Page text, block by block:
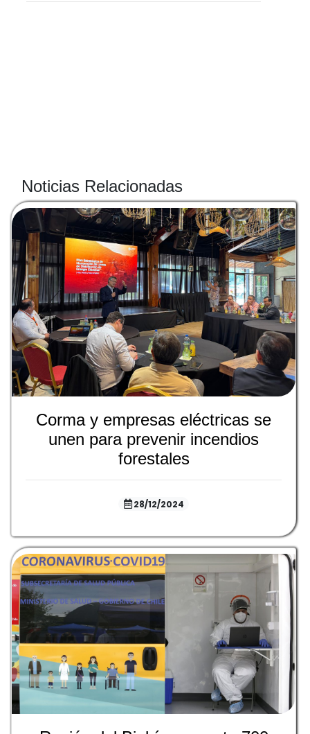
Noticias Relacionadas
Corma y empresas eléctricas se
unen para prevenir incendios
forestales
28/12/2024